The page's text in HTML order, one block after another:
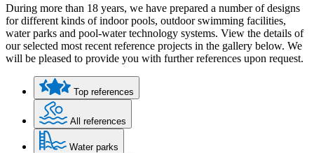
During more than 18 years, we have prepared a number of designs
for different kinds of indoor pools, outdoor swimming facilities,
water parks and pool-water technology systems. View the details of
our selected most recent reference projects in the gallery below. We
will be pleased to provide you with further references upon request.
Top references
All references
Water parks